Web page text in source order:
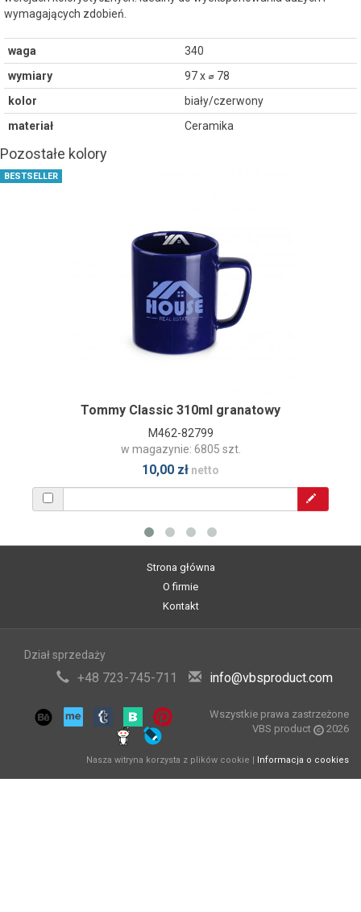
wymagających zdobień.
waga
340
wymiary
97 x ⌀ 78
kolor
biały/czerwony
materiał
Ceramika
Pozostałe kolory
BESTSELLER
Tommy Classic 310ml granatowy
M462-82799
w magazynie: 6805 szt.
10,00 zł netto
Strona główna
O firmie
Kontakt
Dział sprzedaży
+48 723-745-711 info@vbsproduct.com
Wszystkie prawa zastrzeżone
VBS product
2026
Nasza witryna korzysta z plików cookie | Informacja o cookies